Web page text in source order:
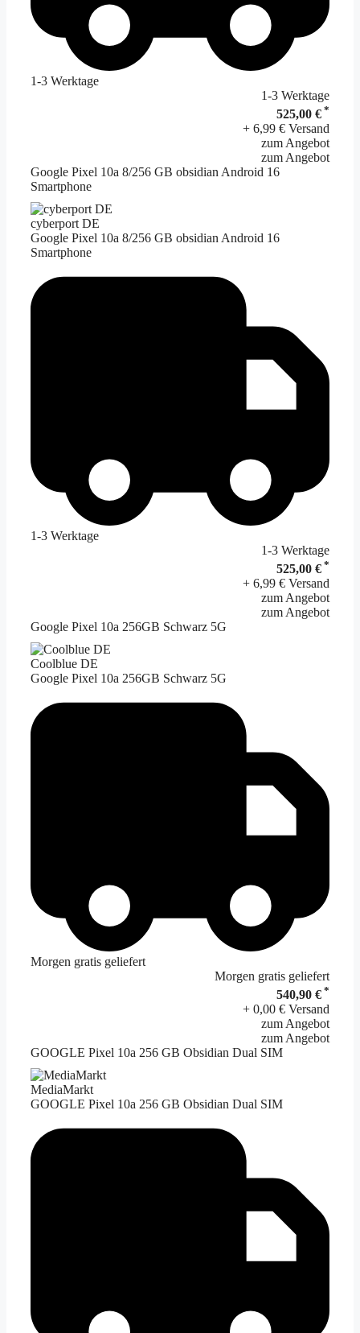
1-3 Werktage
1-3 Werktage
525,00 € *
+ 6,99 € Versand
zum Angebot
zum Angebot
Google Pixel 10a 8/256 GB obsidian Android 16
Smartphone
cyberport DE
Google Pixel 10a 8/256 GB obsidian Android 16
Smartphone
1-3 Werktage
1-3 Werktage
525,00 € *
+ 6,99 € Versand
zum Angebot
zum Angebot
Google Pixel 10a 256GB Schwarz 5G
Coolblue DE
Google Pixel 10a 256GB Schwarz 5G
Morgen gratis geliefert
Morgen gratis geliefert
540,90 € *
+ 0,00 € Versand
zum Angebot
zum Angebot
GOOGLE Pixel 10a 256 GB Obsidian Dual SIM
MediaMarkt
GOOGLE Pixel 10a 256 GB Obsidian Dual SIM